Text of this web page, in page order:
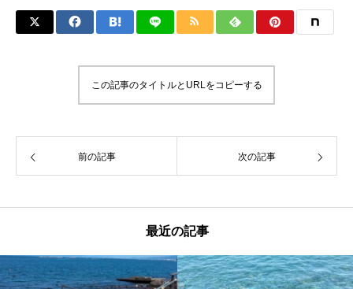
この記事のタイトルとURLをコピーする
前の記事 次の記事
最近の記事